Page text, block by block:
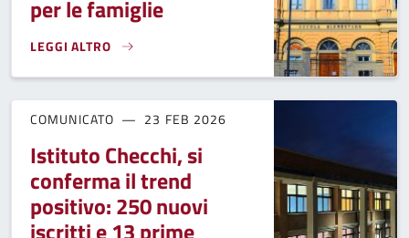
per le famiglie
LEGGI ALTRO
OFFERTA EDUCATIVA E TERRITORIO, IL COMPRENSIVO DI
COMUNICATO 23 FEB 2026
Istituto Checchi, si
conferma il trend
positivo: 250 nuovi
iscritti e 13 prime